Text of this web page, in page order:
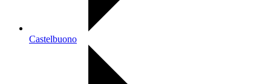
Castelbuono